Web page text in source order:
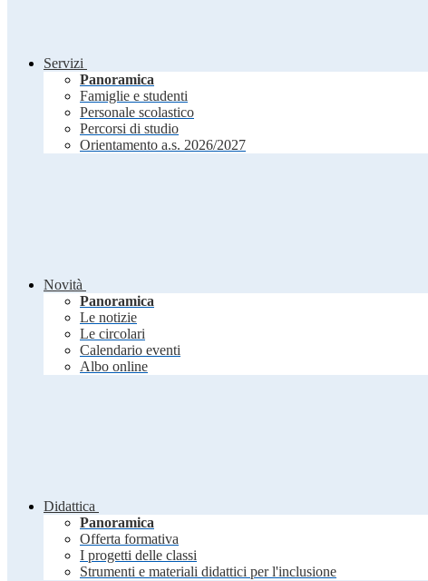
Servizi
Panoramica
Famiglie e studenti
Personale scolastico
Percorsi di studio
Orientamento a.s. 2026/2027
Novità
Panoramica
Le notizie
Le circolari
Calendario eventi
Albo online
Didattica
Panoramica
Offerta formativa
I progetti delle classi
Strumenti e materiali didattici per l'inclusione